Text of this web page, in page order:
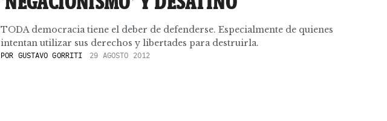
TODA democracia tiene el deber de defenderse. Especialmente de quienes
intentan utilizar sus derechos y libertades para destruirla.
POR GUSTAVO GORRITI 29 AGOSTO 2012